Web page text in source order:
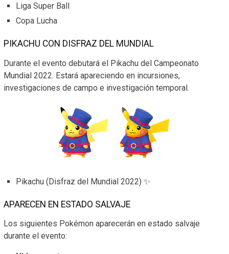
Liga Super Ball
Copa Lucha
PIKACHU CON DISFRAZ DEL MUNDIAL
Durante el evento debutará el Pikachu del Campeonato
Mundial 2022. Estará apareciendo en incursiones,
investigaciones de campo e investigación temporal.
Pikachu (Disfraz del Mundial 2022) ✨
APARECEN EN ESTADO SALVAJE
Los siguientes Pokémon aparecerán en estado salvaje
durante el evento: